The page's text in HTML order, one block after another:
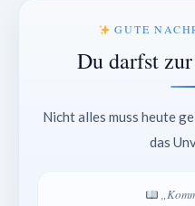
GUTE
Du darfst
Nicht alles muss heute
das